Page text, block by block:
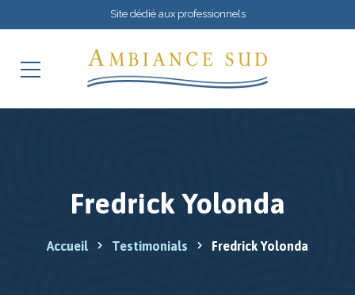
Site dédié aux professionnels
Fredrick Yolonda
Accueil Testimonials Fredrick Yolonda